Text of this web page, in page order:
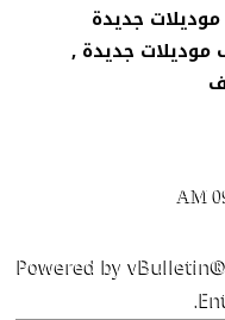
جديدة
موديلات جديدة ,
Powered by